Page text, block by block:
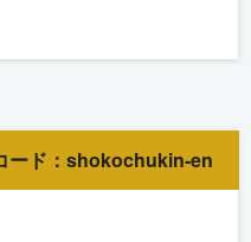
ード：shokochukin-en